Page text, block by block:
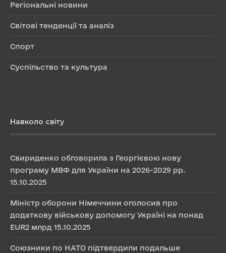
Регіональні новини
Світові тенденції та аналіз
Спорт
Суспільство та культура
Навколо світу
Свириденко обговорила з Георгієвою нову
програму МВФ для України на 2026-2029 рр.
15.10.2025
Міністр оборони Німеччини оголосив про
додаткову військову допомогу Україні на понад
EUR2 млрд 15.10.2025
Союзники по НАТО підтвердили подальше